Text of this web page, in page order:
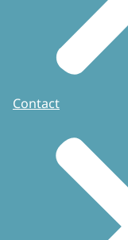
Contact